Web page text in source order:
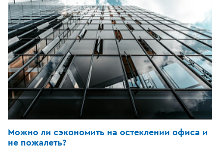
Можно ли сэкономить на остеклении офиса и
не пожалеть?